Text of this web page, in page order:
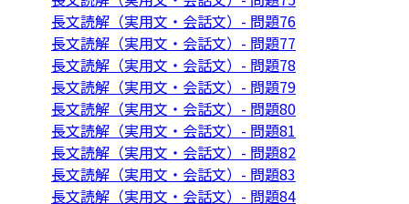
長文読解（実用文・会話文）- 問題76
長文読解（実用文・会話文）- 問題77
長文読解（実用文・会話文）- 問題78
長文読解（実用文・会話文）- 問題79
長文読解（実用文・会話文）- 問題80
長文読解（実用文・会話文）- 問題81
長文読解（実用文・会話文）- 問題82
長文読解（実用文・会話文）- 問題83
長文読解（実用文・会話文）- 問題84